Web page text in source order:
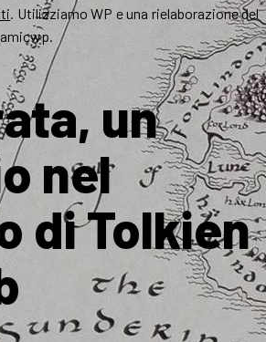
. Utilizziamo WP e una rielaborazione del
un
nel
di Tolkien